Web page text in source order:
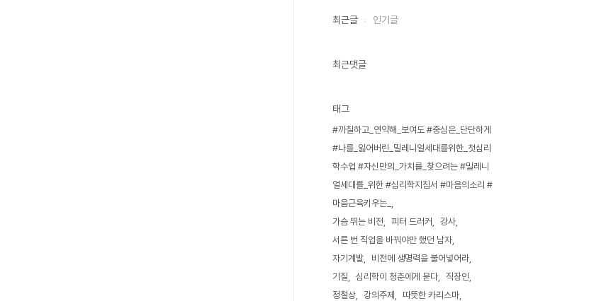
최근글 인기글
최근댓글
태그
#까칠하고_연약해_보여도 #중심은_단단하게
#나를_잃어버린_밀레니얼세대를위한_첫심리
학수업 #자신만의_가치를_찾으려는 #밀레니
얼세대를_위한 #심리학지침서 #마음의소리 #
마음근육키우는_
가슴 뛰는 비전
피터 드러커
강사
서른 번 직업을 바꿔야만 했던 남자
자기계발
비전에 생명력을 불어넣어라
기질
심리학이 청춘에게 묻다
직장인
정철상
강의주제
따뜻한 카리스마